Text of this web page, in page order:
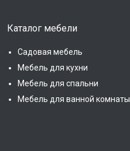
Каталог мебели
Садовая мебель
Мебель для кухни
Мебель для спальни
Мебель для ванной комнаты